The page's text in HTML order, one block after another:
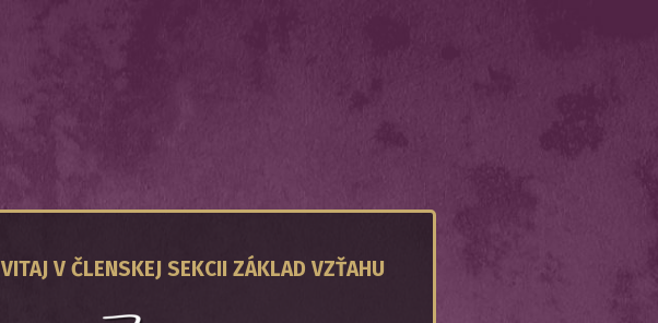
VITAJ V ČLENSKEJ SEKCII ZÁKLAD VZŤAHU